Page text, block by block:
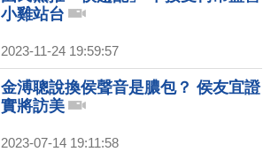
小雞站台
2023-11-24 19:59:57
金溥聰說換侯聲音是膿包？ 侯友宜證
實將訪美
2023-07-14 19:11:58